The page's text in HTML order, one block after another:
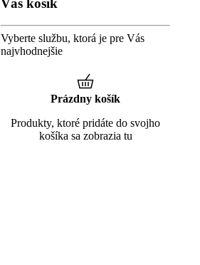
Váš košík
Vyberte službu, ktorá je pre Vás
najvhodnejšie
Prázdny košík
Produkty, ktoré pridáte do svojho
košíka sa zobrazia tu